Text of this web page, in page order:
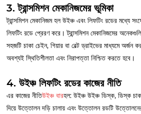
3. ট্রান্সমিশন মেকানিজমের ভূমিকা
ট্রান্সমিশন মেকানিজম হল উইঞ্চ এবং লিফটিং রডের মধ্যে
লিফটিং রডে প্রেরণ করে। ট্রান্সমিশন মেকানিজমের
সহজটি চাকা চেইন, গিয়ার বা বেল্ট ড্রাইভের মাধ্যমে অর্জন
অবশ্যই স্থিতিশীলতা এবং নিরাপত্তা নিশ্চিত করতে হবে।
4. উইঞ্চ লিফটিং রডের কাজের নীতি
এর কাজের নীতিউইঞ্চ বারহল: উইঞ্চ উইঞ্চ ডিস্ক, ডিস্ক
দিয়ে উত্তোলন দড়ি চালায় এবং উত্তোলন রডটি